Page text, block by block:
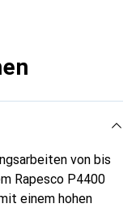
von bis
Rapesco P4400
einem hohen